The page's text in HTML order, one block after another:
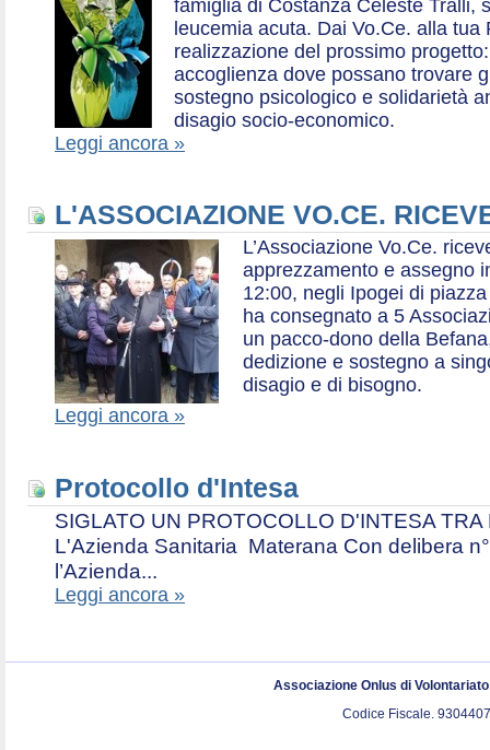
famiglia di Costanza Celeste Tralli,
leucemia acuta. Dai Vo.Ce. alla tua
realizzazione del prossimo
accoglienza dove possano trovare
sostegno psicologico e solidarietà
disagio socio-economico.
Leggi ancora »
L'ASSOCIAZIONE VO.CE.
L’Associazione Vo.Ce.
apprezzamento e assegno
12:00, negli Ipogei di
ha consegnato a 5
un pacco-dono della
dedizione e sostegno a
disagio e di bisogno.
Leggi ancora »
Protocollo d'Intesa
SIGLATO UN PROTOCOLLO D'INTESA
L'Azienda Sanitaria Materana Con delibera
l’Azienda...
Leggi ancora »
Associazione Onlus di
Codice Fiscale.